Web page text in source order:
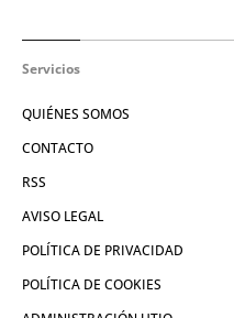
Servicios
QUIÉNES SOMOS
CONTACTO
RSS
AVISO LEGAL
POLÍTICA DE PRIVACIDAD
POLÍTICA DE COOKIES